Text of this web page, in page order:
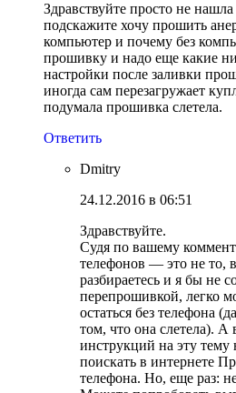
Здравствуйте просто не
подскажите хочу прошить
компьютер и почему без
прошивку и надо еще какие
настройки после заливки
иногда сам перезагружает
подумала прошивка слетела.
Ответить
Dmitry
24.12.2016 в 06:51
Здравствуйте.
Судя по вашему
телефонов — это не то,
разбираетесь и я бы не
перепрошивкой, легко
остаться без телефона
том, что она слетела). А
инструкций на эту тему
поискать в интернете
телефона. Но, еще раз: